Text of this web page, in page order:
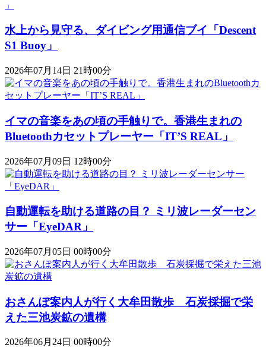
水上から見守る、ダイビング用通信ブイ「Descent
S1 Buoy​​」
2026年07月14日 21時00分
イマの音楽をあの頃の手触りで。香港生まれの
Bluetoothカセットプレーヤー「IT’S REAL」
2026年07月09日 12時00分
自動運転を助ける道路の目？ ミリ波レーダーセン
サー「EyeDAR」
2026年07月05日 00時00分
おさんぽ案内人が行く大牟田散歩 石炭採掘で栄
えた三池炭鉱の遺構
2026年06月24日 00時00分